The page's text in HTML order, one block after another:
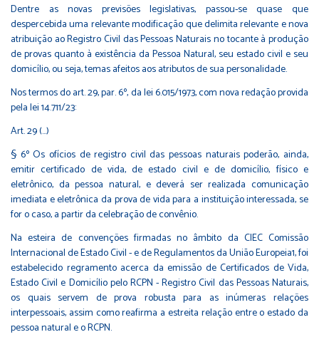
Dentre as novas previsões legislativas, passou-se quase que
despercebida uma relevante modificação que delimita relevante e nova
atribuição ao Registro Civil das Pessoas Naturais no tocante à produção
de provas quanto à existência da Pessoa Natural, seu estado civil e seu
domicílio, ou seja, temas afeitos aos atributos de sua personalidade.
Nos termos do art. 29, par. 6º, da lei 6.015/1973, com nova redação provida
pela lei 14.711/23:
Art. 29 (...)
§ 6º Os ofícios de registro civil das pessoas naturais poderão, ainda,
emitir certificado de vida, de estado civil e de domicílio, físico e
eletrônico, da pessoa natural, e deverá ser realizada comunicação
imediata e eletrônica da prova de vida para a instituição interessada, se
for o caso, a partir da celebração de convênio.
Na esteira de convenções firmadas no âmbito da CIEC Comissão
Internacional de Estado Civil - e de Regulamentos da União Europeia1, foi
estabelecido regramento acerca da emissão de Certificados de Vida,
Estado Civil e Domicílio pelo RCPN - Registro Civil das Pessoas Naturais,
os quais servem de prova robusta para as inúmeras relações
interpessoais, assim como reafirma a estreita relação entre o estado da
pessoa natural e o RCPN.